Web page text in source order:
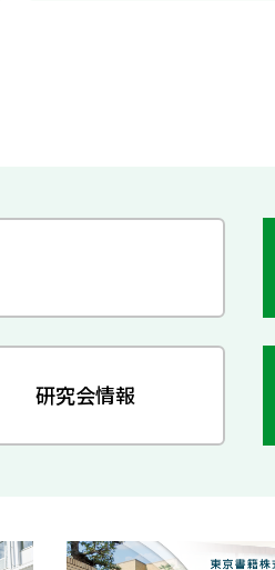
研究会情報